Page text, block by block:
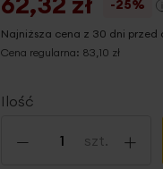
Ilość
- szt. +
-25%
Najniższa cena z 30 dni przed
Cena regularna: 83,10 zł